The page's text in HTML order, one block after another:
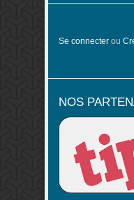
Se connecter ou
NOS